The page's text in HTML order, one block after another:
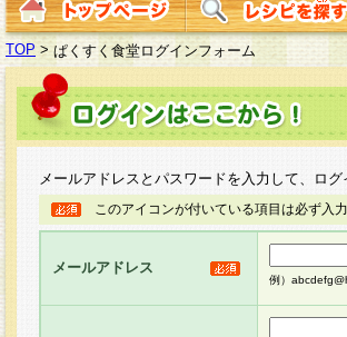
TOP > ぱくすく食堂ログインフォーム
メールアドレスとパスワードを入力して、ログ
このアイコンが付いている項目は必ず入
メールアドレス
例）